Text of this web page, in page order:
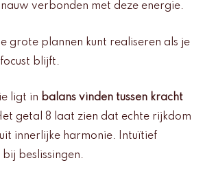
verbonden met deze energie.
grote plannen kunt realiseren als je
blijft.
ligt in balans vinden tussen kracht
getal 8 laat zien dat echte rijkdom
innerlijke harmonie. Intuïtief
beslissingen.